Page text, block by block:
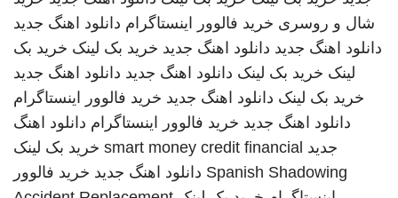
شال و روسری خرید فالوور اینستاگرام دانلود اهنگ جدید
دانلود اهنگ جدید دانلود اهنگ جدید خرید بک لینک خرید بک
لینک خرید بک لینک دانلود اهنگ جدید دانلود اهنگ جدید
خرید بک لینک دانلود اهنگ جدید خرید فالوور اینستاگرام
دانلود اهنگ جدید خرید فالوور اینستاگرام دانلود اهنگ
جدید smart money credit financial خرید بک لینک
Spanish Shadowing دانلود اهنگ جدید خرید فالوور